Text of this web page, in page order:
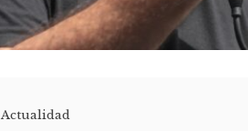
Actualidad